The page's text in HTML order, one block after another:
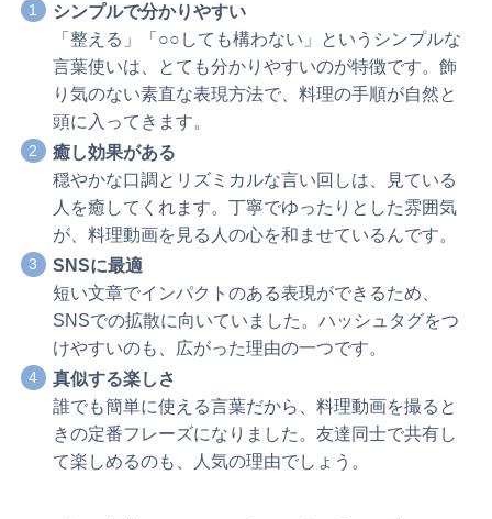
シンプルで分かりやすい
「整える」「○○しても構わない」というシンプルな
言葉使いは、とても分かりやすいのが特徴です。飾
り気のない素直な表現方法で、料理の手順が自然と
頭に入ってきます。
癒し効果がある
穏やかな口調とリズミカルな言い回しは、見ている
人を癒してくれます。丁寧でゆったりとした雰囲気
が、料理動画を見る人の心を和ませているんです。
SNSに最適
短い文章でインパクトのある表現ができるため、
SNSでの拡散に向いていました。ハッシュタグをつ
けやすいのも、広がった理由の一つです。
真似する楽しさ
誰でも簡単に使える言葉だから、料理動画を撮ると
きの定番フレーズになりました。友達同士で共有し
て楽しめるのも、人気の理由でしょう。